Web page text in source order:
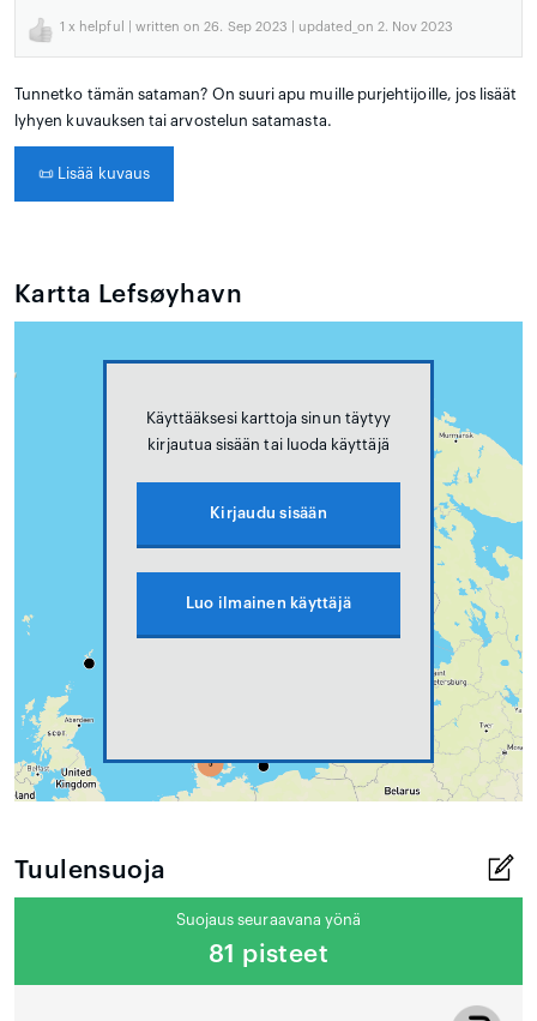
1 x helpful | written on 26. Sep 2023 | updated_on 2. Nov 2023
Tunnetko tämän sataman? On suuri apu muille purjehtijoille, jos lisäät
lyhyen kuvauksen tai arvostelun satamasta.
📜 Lisää kuvaus
Kartta Lefsøyhavn
Käyttääksesi karttoja sinun täytyy
kirjautua sisään tai luoda käyttäjä
Kirjaudu sisään
Luo ilmainen käyttäjä
Tuulensuoja
Suojaus seuraavana yönä
81 pisteet